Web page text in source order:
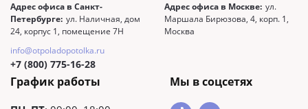
Адрес офиса в Санкт-
Петербурге: ул. Наличная, дом
24, корпус 1, помещение 7Н
Адрес офиса в Москве: ул.
Маршала Бирюзова, 4, корп. 1,
Москва
info@otpoladopotolka.ru
+7 (800) 775-16-28
График работы Мы в соцсетях